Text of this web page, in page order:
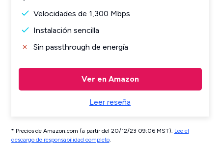
Velocidades de 1,300 Mbps
Instalación sencilla
Sin passthrough de energía
Ver en Amazon
Leer reseña
* Precios de Amazon.com (a partir del 20/12/23 09:06 MST). Lee el
descargo de responsabilidad completo.